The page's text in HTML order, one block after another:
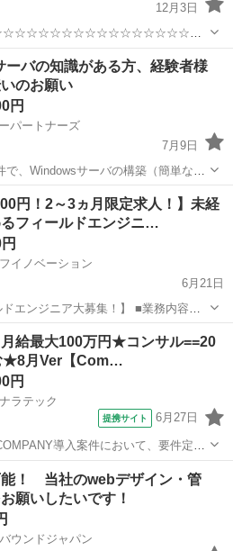
12月3日
フリーランス
バの知識がある方、経験者様
のお願い
円
パートナーズ
7月9日
トスタッフは2名おりますが、メイ
人間がおりません。知識がある方が居
円！2～3ヵ月限定求人！】未経
フィールドエンジニ…
イノベーション
6月21日
ジニア大募集！】 ■業務内容
して、 対応マニュアルに沿って、該
行って頂きます！ お客様との日程調
オンライン
月給最大100万円★コンサル==20
★8月Ver【Com…
円
ラテック
提携サイト 6月27日
導入案件において、要件定義
る方を募集しております。 【作業
ける要件定義から設計、導入、保守全
エンジニア
能！ 当社のwebデザイン・管
願いしたいです！
ウンドジャパン